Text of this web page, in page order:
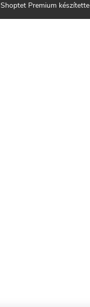
Shoptet Premium készítette